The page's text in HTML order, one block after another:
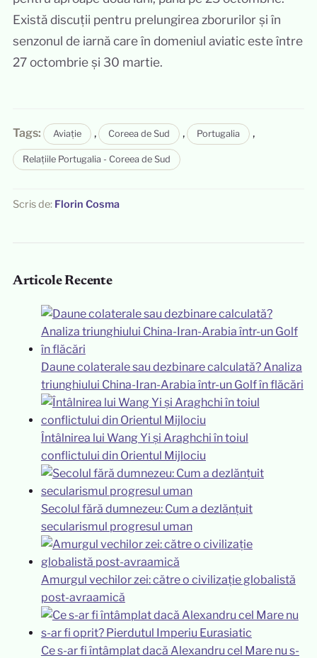
Există discuții pentru prelungirea zborurilor și în
senzonul de iarnă care în domeniul aviatic este între
27 octombrie și 30 martie.
Tags: Aviație , Coreea de Sud , Portugalia ,
Relațiile Portugalia - Coreea de Sud
Scris de: Florin Cosma
Articole Recente
Daune colaterale sau dezbinare calculată? Analiza
triunghiului China-Iran-Arabia într-un Golf în flăcări
Întâlnirea lui Wang Yi și Araghchi în toiul
conflictului din Orientul Mijlociu
Secolul fără dumnezeu: Cum a dezlănțuit
secularismul progresul uman
Amurgul vechilor zei: către o civilizație globalistă
post-avraamică
Ce s-ar fi întâmplat dacă Alexandru cel Mare nu s-